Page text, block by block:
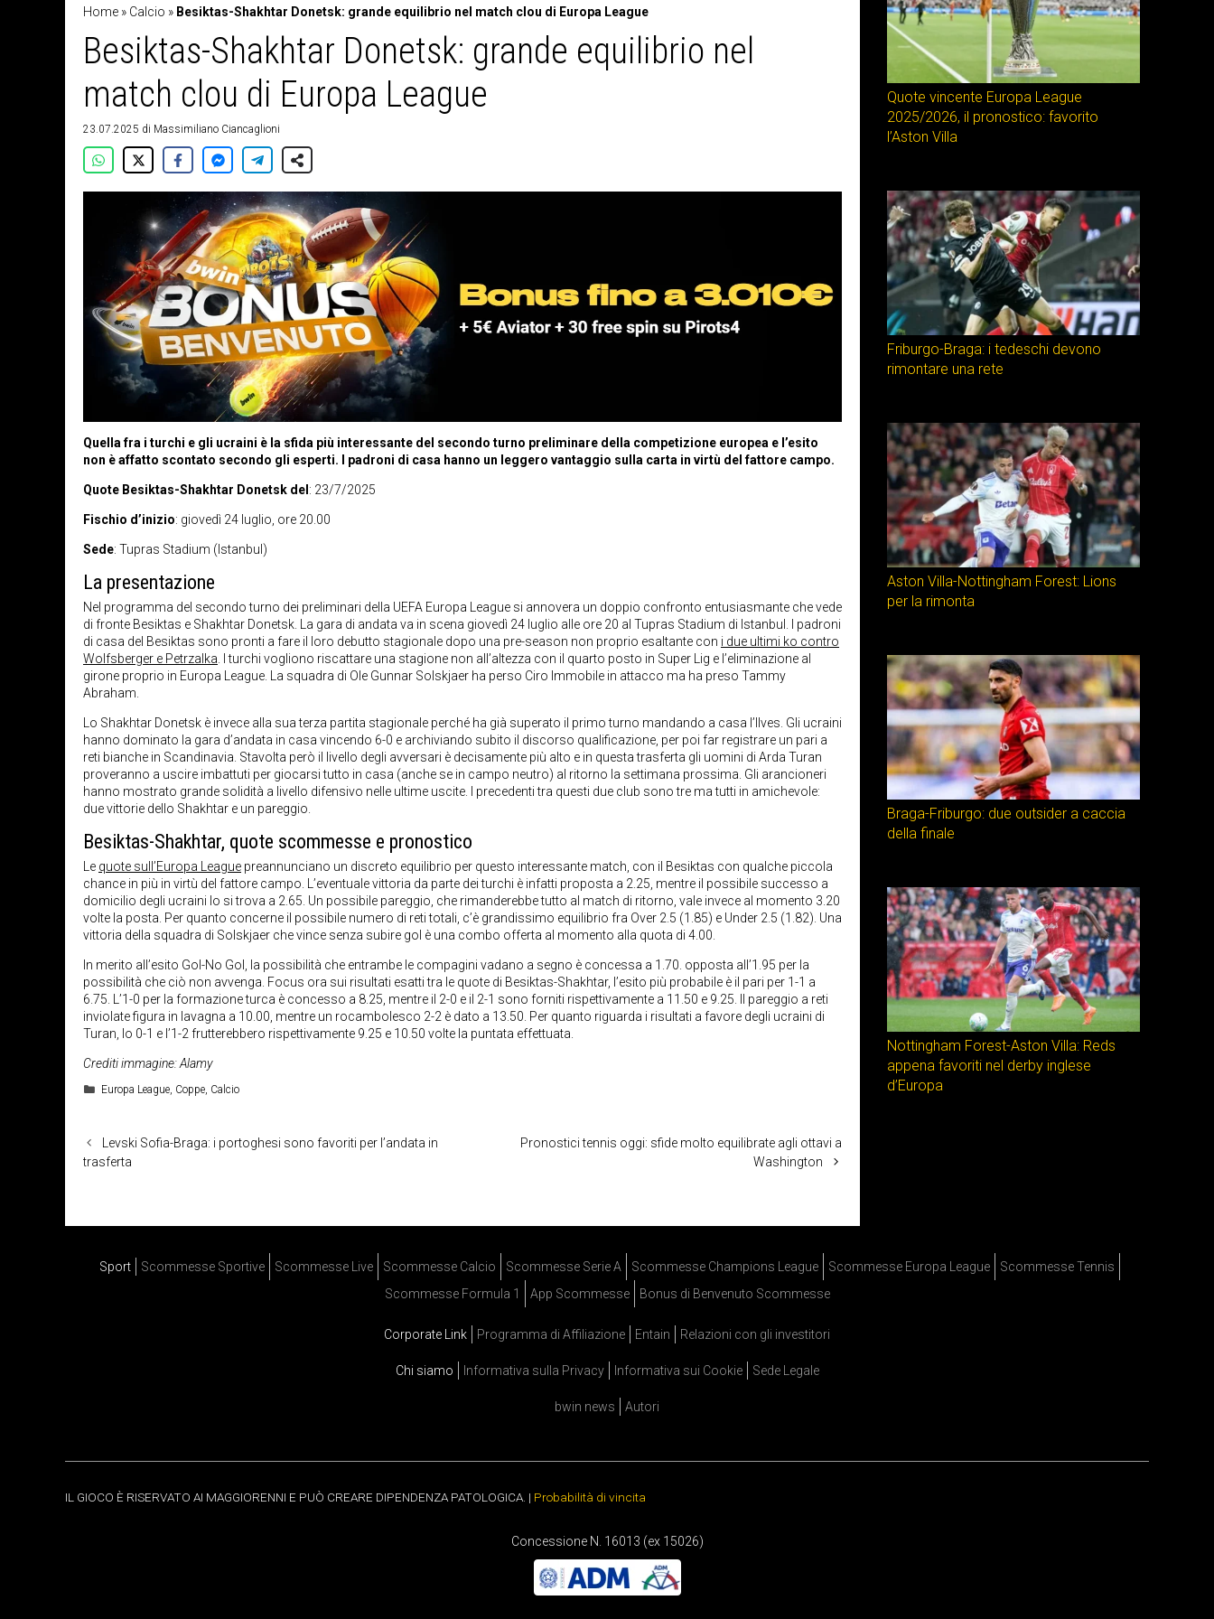
Home » Calcio » Besiktas-Shakhtar Donetsk: grande equilibrio nel match clou di Europa League
Besiktas-Shakhtar Donetsk: grande equilibrio nel
match clou di Europa League
23.07.2025 di Massimiliano Ciancaglioni
Quella fra i turchi e gli ucraini è la sfida più interessante del secondo turno preliminare della competizione europea e l’esito
non è affatto scontato secondo gli esperti. I padroni di casa hanno un leggero vantaggio sulla carta in virtù del fattore campo.
Quote Besiktas-Shakhtar Donetsk del: 23/7/2025
Fischio d’inizio: giovedì 24 luglio, ore 20.00
Sede: Tupras Stadium (Istanbul)
La presentazione
Nel programma del secondo turno dei preliminari della UEFA Europa League si annovera un doppio confronto entusiasmante che vede
di fronte Besiktas e Shakhtar Donetsk. La gara di andata va in scena giovedì 24 luglio alle ore 20 al Tupras Stadium di Istanbul. I padroni
di casa del Besiktas sono pronti a fare il loro debutto stagionale dopo una pre-season non proprio esaltante con i due ultimi ko contro
Wolfsberger e Petrzalka . I turchi vogliono riscattare una stagione non all’altezza con il quarto posto in Super Lig e l’eliminazione al
girone proprio in Europa League. La squadra di Ole Gunnar Solskjaer ha perso Ciro Immobile in attacco ma ha preso Tammy
Abraham.
Lo Shakhtar Donetsk è invece alla sua terza partita stagionale perché ha già superato il primo turno mandando a casa l’Ilves. Gli ucraini
hanno dominato la gara d’andata in casa vincendo 6-0 e archiviando subito il discorso qualificazione, per poi far registrare un pari a
reti bianche in Scandinavia. Stavolta però il livello degli avversari è decisamente più alto e in questa trasferta gli uomini di Arda Turan
proveranno a uscire imbattuti per giocarsi tutto in casa (anche se in campo neutro) al ritorno la settimana prossima. Gli arancioneri
hanno mostrato grande solidità a livello difensivo nelle ultime uscite. I precedenti tra questi due club sono tre ma tutti in amichevole:
due vittorie dello Shakhtar e un pareggio.
Besiktas-Shakhtar, quote scommesse e pronostico
Le quote sull’Europa League preannunciano un discreto equilibrio per questo interessante match, con il Besiktas con qualche piccola
chance in più in virtù del fattore campo. L’eventuale vittoria da parte dei turchi è infatti proposta a 2.25, mentre il possibile successo a
domicilio degli ucraini lo si trova a 2.65. Un possibile pareggio, che rimanderebbe tutto al match di ritorno, vale invece al momento 3.20
volte la posta. Per quanto concerne il possibile numero di reti totali, c’è grandissimo equilibrio fra Over 2.5 (1.85) e Under 2.5 (1.82). Una
vittoria della squadra di Solskjaer che vince senza subire gol è una combo offerta al momento alla quota di 4.00.
In merito all’esito Gol-No Gol, la possibilità che entrambe le compagini vadano a segno è concessa a 1.70. opposta all’1.95 per la
possibilità che ciò non avvenga. Focus ora sui risultati esatti tra le quote di Besiktas-Shakhtar, l’esito più probabile è il pari per 1-1 a
6.75. L’1-0 per la formazione turca è concesso a 8.25, mentre il 2-0 e il 2-1 sono forniti rispettivamente a 11.50 e 9.25. Il pareggio a reti
inviolate figura in lavagna a 10.00, mentre un rocambolesco 2-2 è dato a 13.50. Per quanto riguarda i risultati a favore degli ucraini di
Turan, lo 0-1 e l’1-2 frutterebbero rispettivamente 9.25 e 10.50 volte la puntata effettuata.
Crediti immagine: Alamy
Categorie
Europa League, Coppe, Calcio
Levski Sofia-Braga: i portoghesi sono favoriti per l’andata in
trasferta
Pronostici tennis oggi: sfide molto equilibrate agli ottavi a
Washington
Quote vincente Europa League
2025/2026, il pronostico: favorito
l’Aston Villa
Friburgo-Braga: i tedeschi devono
rimontare una rete
Aston Villa-Nottingham Forest: Lions
per la rimonta
Braga-Friburgo: due outsider a caccia
della finale
Nottingham Forest-Aston Villa: Reds
appena favoriti nel derby inglese
d’Europa
Sport Scommesse Sportive Scommesse Live Scommesse Calcio Scommesse Serie A Scommesse Champions League Scommesse Europa League
Scommesse Tennis
Scommesse Formula 1
App Scommesse Bonus di Benvenuto Scommesse
Corporate Link Programma di Affiliazione Entain Relazioni con gli investitori
Chi siamo Informativa sulla Privacy Informativa sui Cookie Sede Legale
bwin news Autori
IL GIOCO È RISERVATO AI MAGGIORENNI E PUÒ CREARE DIPENDENZA PATOLOGICA. | Probabilità di vincita
Concessione N. 16013 (ex 15026)